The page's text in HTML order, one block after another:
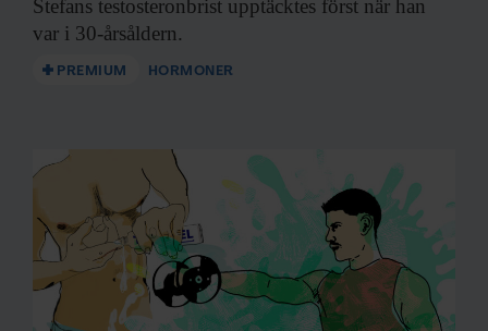
Stefans testosteronbrist upptäcktes först när han
var i 30-årsåldern.
PREMIUM HORMONER